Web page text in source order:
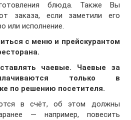
блюда. Также Вы
заказа, если заметили его
или исполнение.
с меню и прейскурантом
чаевые. Чаевые за
только в
по решению посетителя.
в счёт, об этом должны
— например, повесить